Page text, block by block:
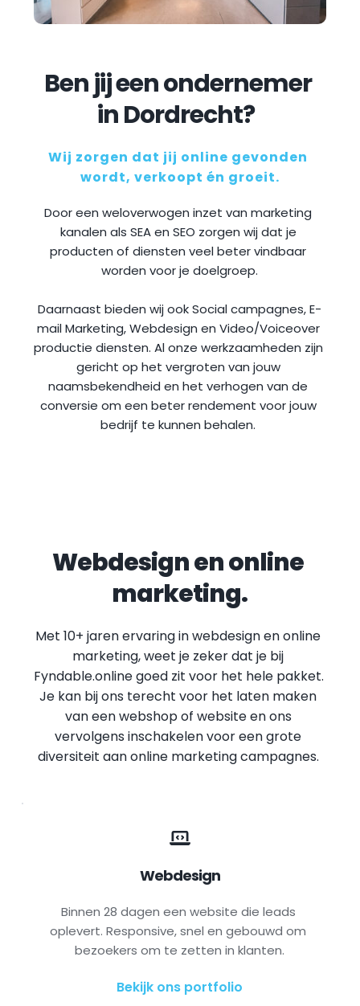
Ben jij een ondernemer
in Dordrecht?
Wij zorgen dat jij online gevonden
wordt, verkoopt én groeit.
Door een weloverwogen inzet van marketing
kanalen als SEA en SEO zorgen wij dat je
producten of diensten veel beter vindbaar
worden voor je doelgroep.
Daarnaast bieden wij ook Social campagnes, E-
mail Marketing, Webdesign en Video/Voiceover
productie diensten. Al onze werkzaamheden zijn
gericht op het vergroten van jouw
naamsbekendheid en het verhogen van de
conversie om een beter rendement voor jouw
bedrijf te kunnen behalen.
Webdesign en online
marketing.
Met 10+ jaren ervaring in webdesign en online
marketing, weet je zeker dat je bij
Fyndable.online goed zit voor het hele pakket.
Je kan bij ons terecht voor het laten maken
van een webshop of website en ons
vervolgens inschakelen voor een grote
diversiteit aan online marketing campagnes.
Webdesign
Binnen 28 dagen een website die leads
oplevert. Responsive, snel en gebouwd om
bezoekers om te zetten in klanten.
Bekijk ons portfolio